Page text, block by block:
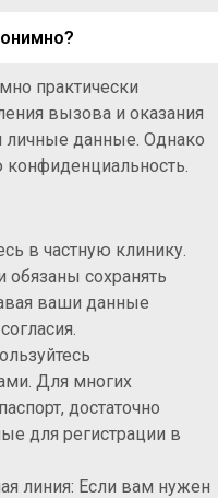
практически
вызова и оказания
данные. Однако
в частную клинику.
обязаны сохранять
ваши данные
Для многих
достаточно
для регистрации в
линия: Если вам нужен